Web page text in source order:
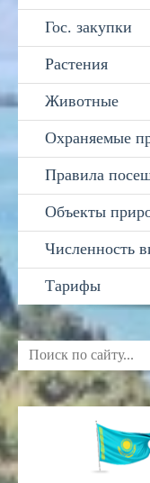
Гос. закупки
Растения
Животные
Охраняемые
Правила
Объекты
Численность
Тарифы